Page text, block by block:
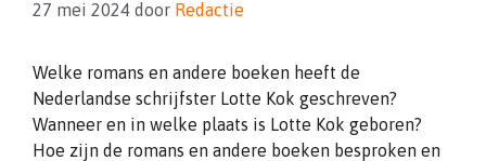
27 mei 2024 door Redactie
Welke romans en andere boeken heeft de
Nederlandse schrijfster Lotte Kok geschreven?
Wanneer en in welke plaats is Lotte Kok geboren?
Hoe zijn de romans en andere boeken besproken en